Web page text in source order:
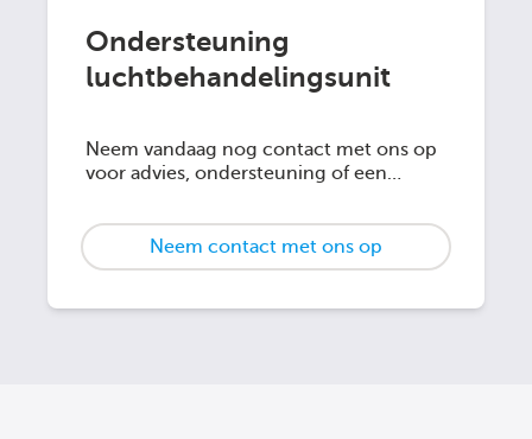
Ondersteuning
luchtbehandelingsunit
Neem vandaag nog contact met ons op
voor advies, ondersteuning of een
Neem contact met ons op